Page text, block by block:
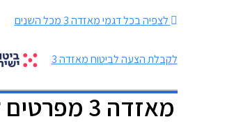
לצפיה בכל דגמי מאזדה 3 מכל השנים
לקבלת הצעה לביטוח מאזדה 3
מאזדה 3 מפרטים להורדה